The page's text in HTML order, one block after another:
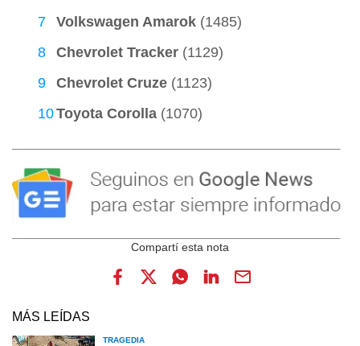
Volkswagen Amarok (1485)
Chevrolet Tracker (1129)
Chevrolet Cruze (1123)
Toyota Corolla (1070)
MÁS LEÍDAS
TRAGEDIA